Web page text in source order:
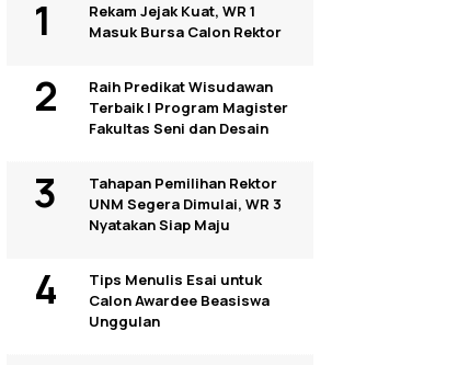
Rekam Jejak Kuat, WR 1
Masuk Bursa Calon Rektor
Raih Predikat Wisudawan
Terbaik I Program Magister
Fakultas Seni dan Desain
Tahapan Pemilihan Rektor
UNM Segera Dimulai, WR 3
Nyatakan Siap Maju
Tips Menulis Esai untuk
Calon Awardee Beasiswa
Unggulan